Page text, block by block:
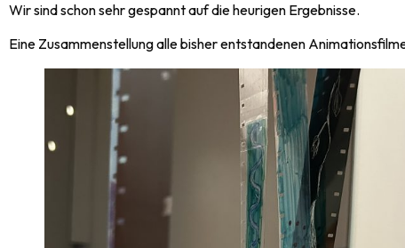
Wir sind schon sehr gespannt auf die heurigen Ergebnisse.
Eine Zusammenstellung alle bisher entstandenen